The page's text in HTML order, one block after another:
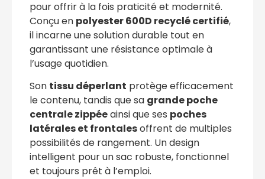
pour offrir à la fois praticité et modernité.
Conçu en polyester 600D recyclé certifié,
il incarne une solution durable tout en
garantissant une résistance optimale à
l’usage quotidien.
Son tissu déperlant protège efficacement
le contenu, tandis que sa grande poche
centrale zippéeainsi que ses poches
latérales et frontalesoffrent de multiples
possibilités de rangement. Un design
intelligent pour un sac robuste, fonctionnel
et toujours prêt à l’emploi.